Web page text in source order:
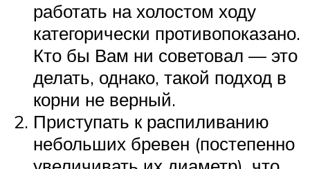
работать на холостом ходу
категорически противопоказано.
Кто бы Вам ни советовал — это
делать, однако, такой подход в
корни не верный.
Приступать к распиливанию
небольших бревен (постепенно